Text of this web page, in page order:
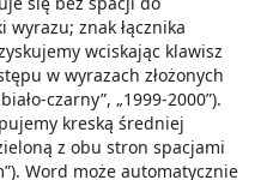
znak łącznika
wciskając klawisz
w wyrazach złożonych
czarny”, „1999-2000”).
kreską średniej
z obu stron spacjami
Word może automatycznie